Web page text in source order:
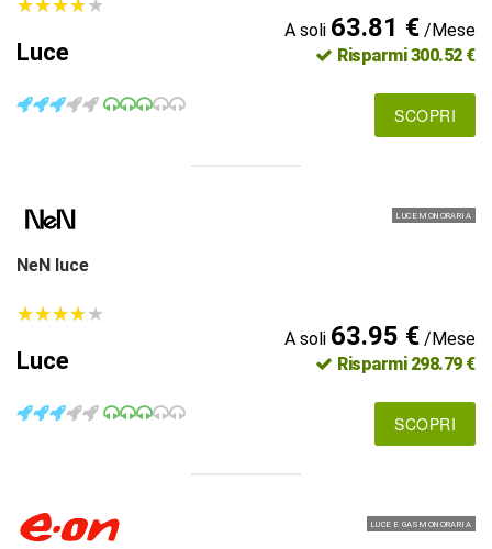
Luce
A soli 63.81 €/Mese
Risparmi 300.52 €
SCOPRI
LUCE MONORARIA
NeN luce
★★★★★
★★★★★
Luce
A soli 63.95 €/Mese
Risparmi 298.79 €
SCOPRI
LUCE E GAS MONORARIA